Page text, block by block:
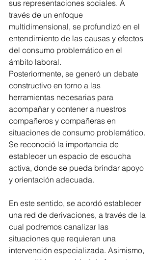
sus representaciones sociales. A
través de un enfoque
multidimensional, se profundizó en el
entendimiento de las causas y efectos
del consumo problemático en el
ámbito laboral.
Posteriormente, se generó un debate
constructivo en torno a las
herramientas necesarias para
acompañar y contener a nuestros
compañeros y compañeras en
situaciones de consumo problemático.
Se reconoció la importancia de
establecer un espacio de escucha
activa, donde se pueda brindar apoyo
y orientación adecuada.
En este sentido, se acordó establecer
una red de derivaciones, a través de la
cual podremos canalizar las
situaciones que requieran una
intervención especializada. Asimismo,